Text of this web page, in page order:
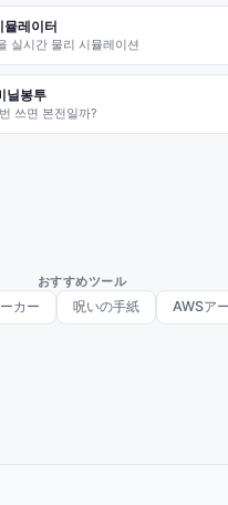
뮬레이터
실시간 물리 시뮬레이션
닐봉투
쓰면 본전일까?
おすすめツール
カー 呪いの手紙 AWSア